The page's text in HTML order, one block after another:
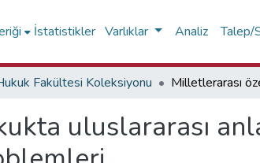
İstatistikler Varlıklar Analiz Talep/
Fakültesi Koleksiyonu
uluslararası